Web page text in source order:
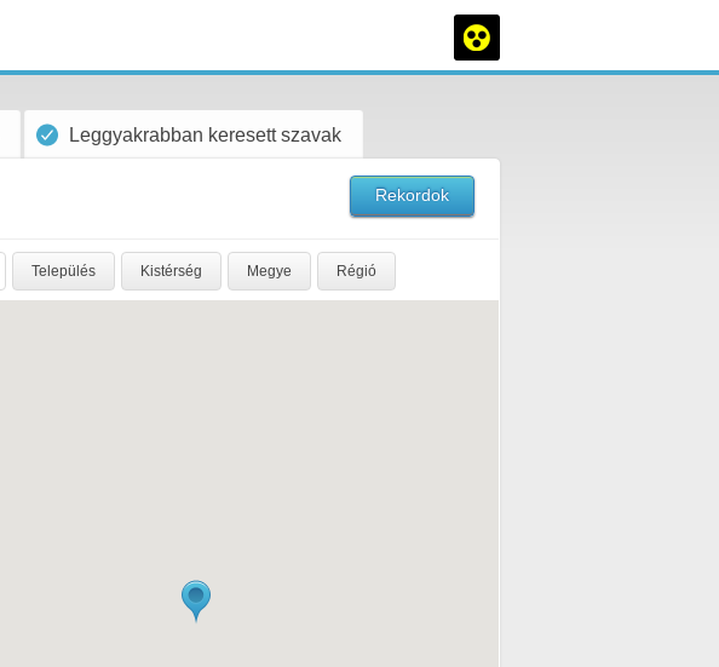
Leggyakrabban keresett szavak
Rekordok
Település Kistérség Megye Régió